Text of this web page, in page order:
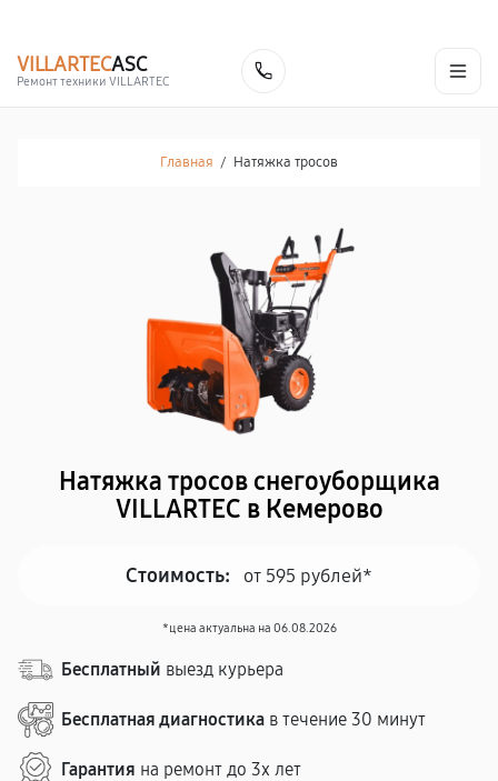
VILLARTECASC
Ремонт техники VILLARTEC
Главная / Натяжка тросов
Натяжка тросов снегоуборщика
VILLARTEC в Кемерово
Стоимость: от 595 рублей*
*цена актуальна на 06.08.2026
Бесплатный выезд курьера
Бесплатная диагностика в течение 30 минут
Гарантия на ремонт до 3х лет